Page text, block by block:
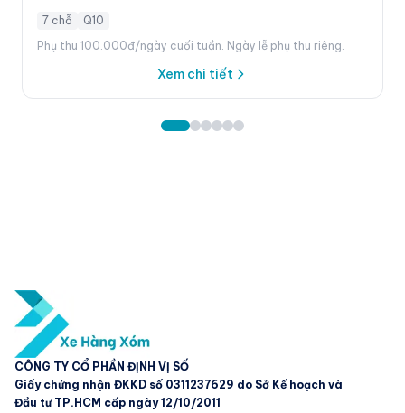
7 chỗ
Q10
Phụ thu 100.000đ/ngày cuối tuần. Ngày lễ phụ thu riêng.
Xem chi tiết
CÔNG TY CỔ PHẦN ĐỊNH VỊ SỐ
Giấy chứng nhận ĐKKD số 0311237629 do Sở Kế hoạch và
Đầu tư TP.HCM cấp ngày 12/10/2011